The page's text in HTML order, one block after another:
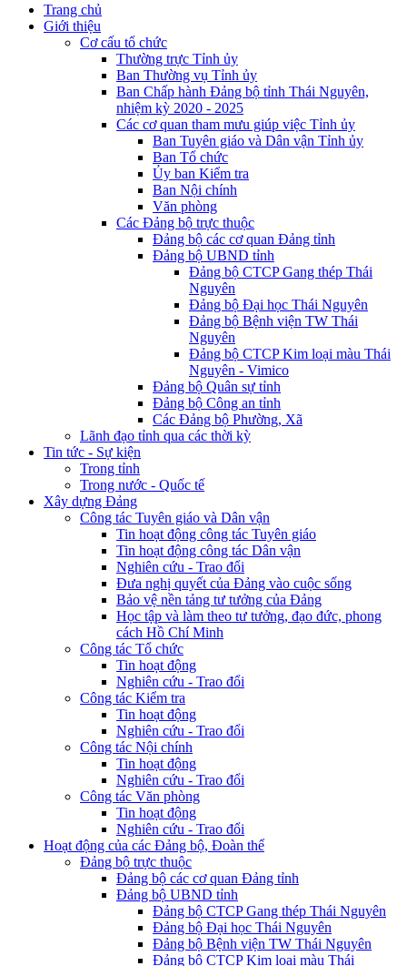
Trang chủ
Giới thiệu
Cơ cấu tổ chức
Thường trực Tỉnh ủy
Ban Thường vụ Tỉnh ủy
Ban Chấp hành Đảng bộ tỉnh Thái Nguyên,
nhiệm kỳ 2020 - 2025
Các cơ quan tham mưu giúp việc Tỉnh ủy
Ban Tuyên giáo và Dân vận Tỉnh ủy
Ban Tổ chức
Ủy ban Kiểm tra
Ban Nội chính
Văn phòng
Các Đảng bộ trực thuộc
Đảng bộ các cơ quan Đảng tỉnh
Đảng bộ UBND tỉnh
Đảng bộ CTCP Gang thép Thái
Nguyên
Đảng bộ Đại học Thái Nguyên
Đảng bộ Bệnh viện TW Thái
Nguyên
Đảng bộ CTCP Kim loại màu Thái
Nguyên - Vimico
Đảng bộ Quân sự tỉnh
Đảng bộ Công an tỉnh
Các Đảng bộ Phường, Xã
Lãnh đạo tỉnh qua các thời kỳ
Tin tức - Sự kiện
Trong tỉnh
Trong nước - Quốc tế
Xây dựng Đảng
Công tác Tuyên giáo và Dân vận
Tin hoạt động công tác Tuyên giáo
Tin hoạt động công tác Dân vận
Nghiên cứu - Trao đổi
Đưa nghị quyết của Đảng vào cuộc sống
Bảo vệ nền tảng tư tưởng của Đảng
Học tập và làm theo tư tưởng, đạo đức, phong
cách Hồ Chí Minh
Công tác Tổ chức
Tin hoạt động
Nghiên cứu - Trao đổi
Công tác Kiểm tra
Tin hoạt động
Nghiên cứu - Trao đổi
Công tác Nội chính
Tin hoạt động
Nghiên cứu - Trao đổi
Công tác Văn phòng
Tin hoạt động
Nghiên cứu - Trao đổi
Hoạt động của các Đảng bộ, Đoàn thể
Đảng bộ trực thuộc
Đảng bộ các cơ quan Đảng tỉnh
Đảng bộ UBND tỉnh
Đảng bộ CTCP Gang thép Thái Nguyên
Đảng bộ Đại học Thái Nguyên
Đảng bộ Bệnh viện TW Thái Nguyên
Đảng bộ CTCP Kim loại màu Thái